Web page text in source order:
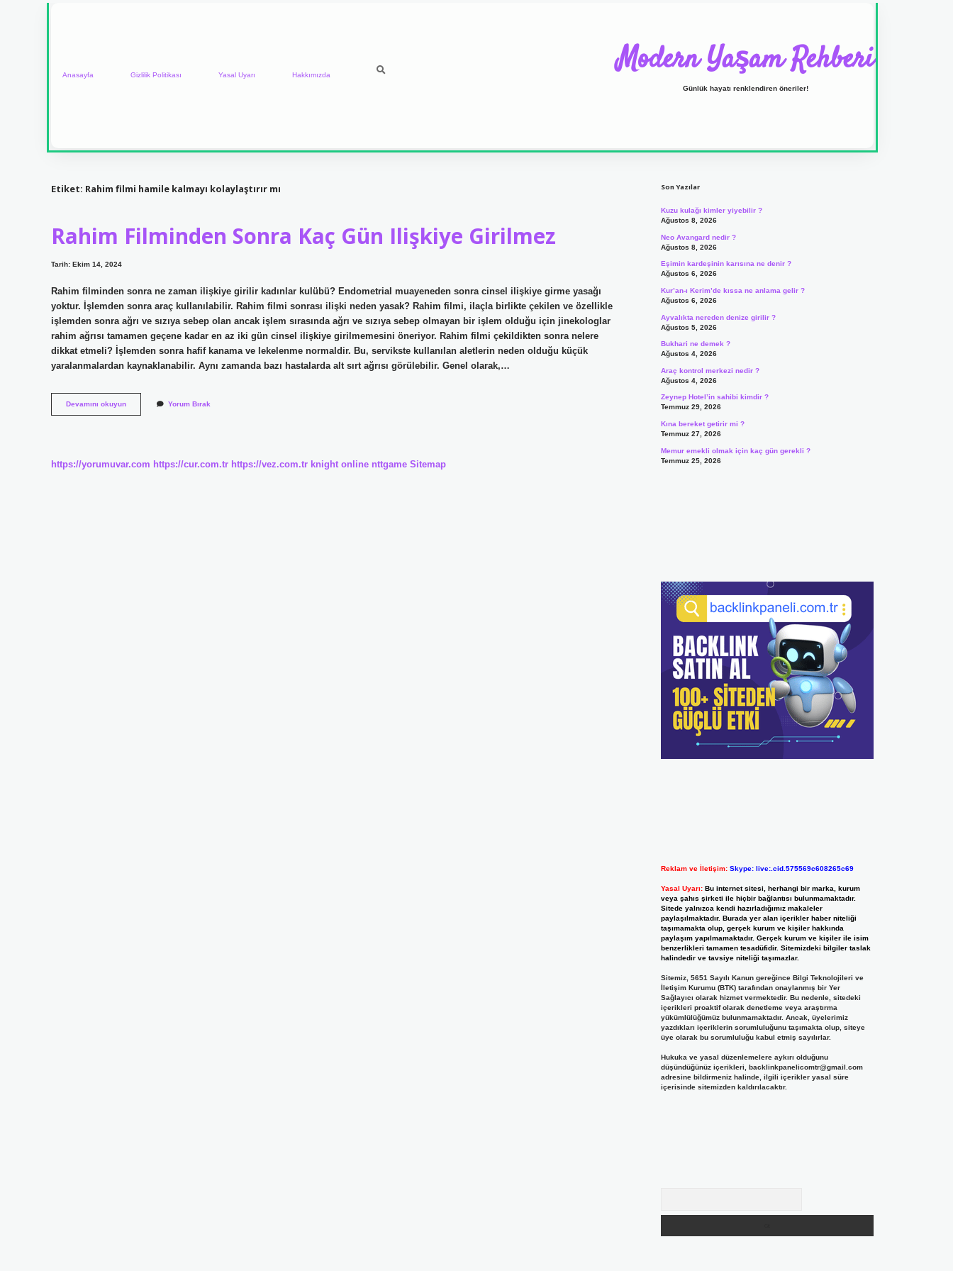
Anasayfa Gizlilik Politikası Yasal Uyarı Hakkımızda Modern Yaşam Rehberi
Günlük hayatı renklendiren öneriler!
Etiket: Rahim filmi hamile kalmayı kolaylaştırır mı
Rahim Filminden Sonra Kaç Gün Ilişkiye Girilmez
Tarih: Ekim 14, 2024
Rahim filminden sonra ne zaman ilişkiye girilir kadınlar kulübü? Endometrial muayeneden sonra cinsel ilişkiye girme yasağı
yoktur. İşlemden sonra araç kullanılabilir. Rahim filmi sonrası ilişki neden yasak? Rahim filmi, ilaçla birlikte çekilen ve özellikle
işlemden sonra ağrı ve sızıya sebep olan ancak işlem sırasında ağrı ve sızıya sebep olmayan bir işlem olduğu için jinekologlar
rahim ağrısı tamamen geçene kadar en az iki gün cinsel ilişkiye girilmemesini öneriyor. Rahim filmi çekildikten sonra nelere
dikkat etmeli? İşlemden sonra hafif kanama ve lekelenme normaldir. Bu, servikste kullanılan aletlerin neden olduğu küçük
yaralanmalardan kaynaklanabilir. Aynı zamanda bazı hastalarda alt sırt ağrısı görülebilir. Genel olarak,…
Devamını okuyunRahim
Filminden
Girilmez
Yorum Bırak
https://yorumuvar.com https://cur.com.tr https://vez.com.tr knight online nttgame Sitemap
Son Yazılar
Kuzu kulağı kimler yiyebilir ?
Ağustos 8, 2026
Neo Avangard nedir ?
Ağustos 8, 2026
Eşimin kardeşinin karısına ne denir ?
Ağustos 6, 2026
Kur’an-ı Kerim’de kıssa ne anlama gelir ?
Ağustos 6, 2026
Ayvalıkta nereden denize girilir ?
Ağustos 5, 2026
Bukhari ne demek ?
Ağustos 4, 2026
Araç kontrol merkezi nedir ?
Ağustos 4, 2026
Zeynep Hotel’in sahibi kimdir ?
Temmuz 29, 2026
Kına bereket getirir mi ?
Temmuz 27, 2026
Memur emekli olmak için kaç gün gerekli ?
Temmuz 25, 2026
Reklam ve İletişim: Skype: live:.cid.575569c608265c69
Yasal Uyarı: Bu internet sitesi, herhangi bir marka, kurum
veya şahıs şirketi ile hiçbir bağlantısı bulunmamaktadır.
Sitede yalnızca kendi hazırladığımız makaleler
paylaşılmaktadır. Burada yer alan içerikler haber niteliği
taşımamakta olup, gerçek kurum ve kişiler hakkında
paylaşım yapılmamaktadır. Gerçek kurum ve kişiler ile isim
benzerlikleri tamamen tesadüfidir. Sitemizdeki bilgiler taslak
halindedir ve tavsiye niteliği taşımazlar.
Sitemiz, 5651 Sayılı Kanun gereğince Bilgi Teknolojileri ve
İletişim Kurumu (BTK) tarafından onaylanmış bir Yer
Sağlayıcı olarak hizmet vermektedir. Bu nedenle, sitedeki
içerikleri proaktif olarak denetleme veya araştırma
yükümlülüğümüz bulunmamaktadır. Ancak, üyelerimiz
yazdıkları içeriklerin sorumluluğunu taşımakta olup, siteye
üye olarak bu sorumluluğu kabul etmiş sayılırlar.
Hukuka ve yasal düzenlemelere aykırı olduğunu
düşündüğünüz içerikleri, backlinkpanelicomtr@gmail.com
adresine bildirmeniz halinde, ilgili içerikler yasal süre
içerisinde sitemizden kaldırılacaktır.
ilbet yeni giriş adresi